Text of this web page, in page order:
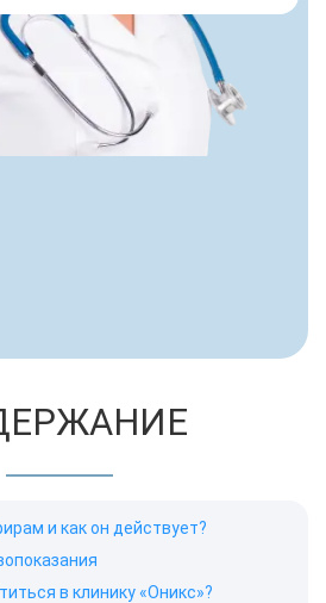
и как он действует?
в клинику «Оникс»?